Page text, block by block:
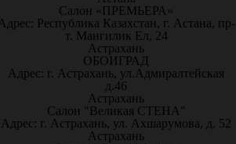
Салон «ПРЕМЬЕРА»
Республика Казахстан, г. Астана, пр-
т. Мангилик Ел, 24
Астрахань
ОБОИГРАД
Адрес: г. Астрахань, ул.Адмиралтейская
д.46
Астрахань
Салон "Великая СТЕНА"
Адрес: г. Астрахань, ул. Ахшарумова, д. 52
Астрахань